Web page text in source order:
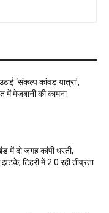
‘संकल्प कांवड़ यात्रा’,
मेजबानी की कामना
में दो जगह कांपी धरती,
टिहरी में 2.0 रही तीव्रता